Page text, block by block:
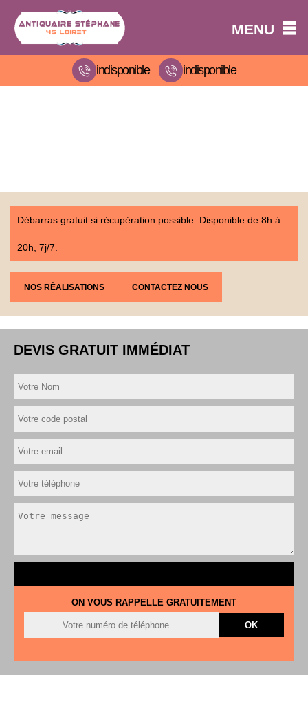
MENU
indisponible indisponible
Débarras gratuit si récupération possible. Disponible de 8h à
20h, 7j/7.
NOS RÉALISATIONS CONTACTEZ NOUS
DEVIS GRATUIT IMMÉDIAT
ON VOUS RAPPELLE GRATUITEMENT